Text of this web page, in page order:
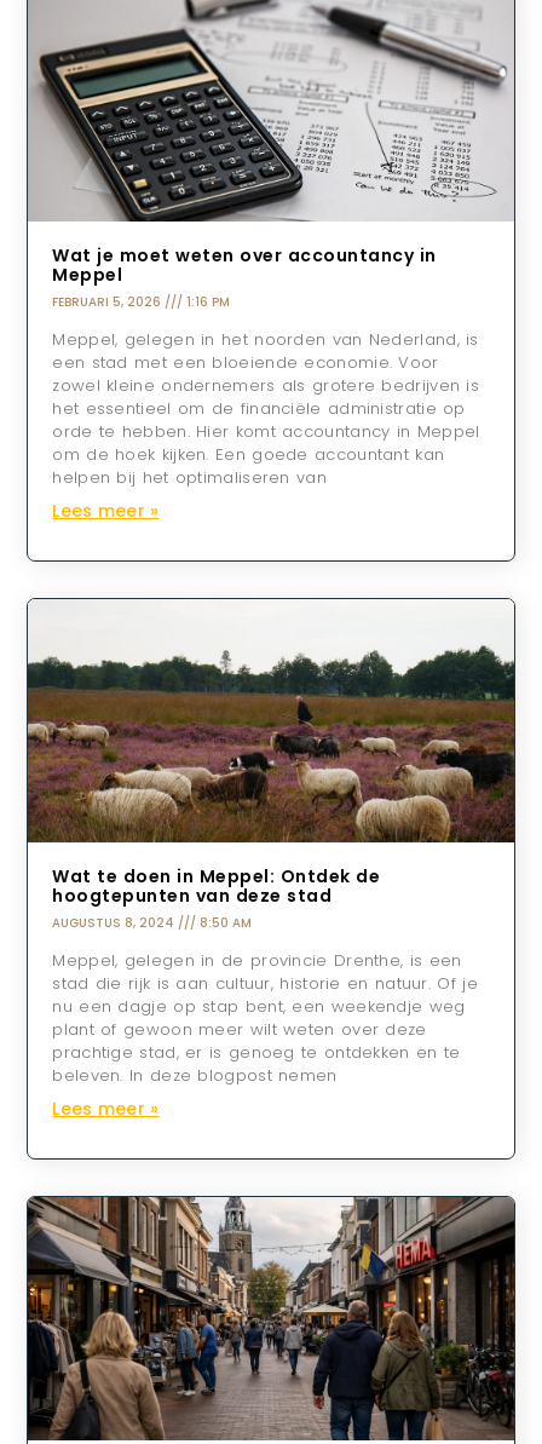
Wat je moet weten over accountancy in
Meppel
FEBRUARI 5, 2026 1:16 PM
Meppel, gelegen in het noorden van Nederland, is
een stad met een bloeiende economie. Voor
zowel kleine ondernemers als grotere bedrijven is
het essentieel om de financiële administratie op
orde te hebben. Hier komt accountancy in Meppel
om de hoek kijken. Een goede accountant kan
helpen bij het optimaliseren van
Lees meer »
Wat te doen in Meppel: Ontdek de
hoogtepunten van deze stad
AUGUSTUS 8, 2024 8:50 AM
Meppel, gelegen in de provincie Drenthe, is een
stad die rijk is aan cultuur, historie en natuur. Of je
nu een dagje op stap bent, een weekendje weg
plant of gewoon meer wilt weten over deze
prachtige stad, er is genoeg te ontdekken en te
beleven. In deze blogpost nemen
Lees meer »